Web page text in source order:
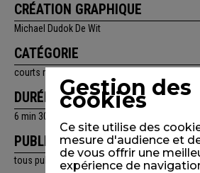
CRÉATION GRAPHIQUE
Michael Dudok De Wit
CATÉGORIE
courts métrages
DURÉE
6 min 30 sec
PUBLIC
tous publics
Gestion des
cookies
Ce site utilise des
mesure d'audience et
de vous offrir une
expérience de